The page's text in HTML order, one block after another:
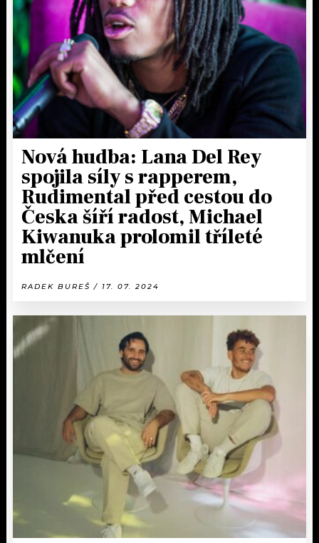
KALENDÁŘ
KVÍZY
VIP
TRENDY
MIX
OSTATNÍ
PROGRAM
PLAYLIST
JAK NALADIT
Nová hudba: Lana Del Rey
spojila síly s rapperem,
Rudimental před cestou do
Česka šíří radost, Michael
Kiwanuka prolomil tříleté
mlčení
RADEK BUREŠ / 17. 07. 2024